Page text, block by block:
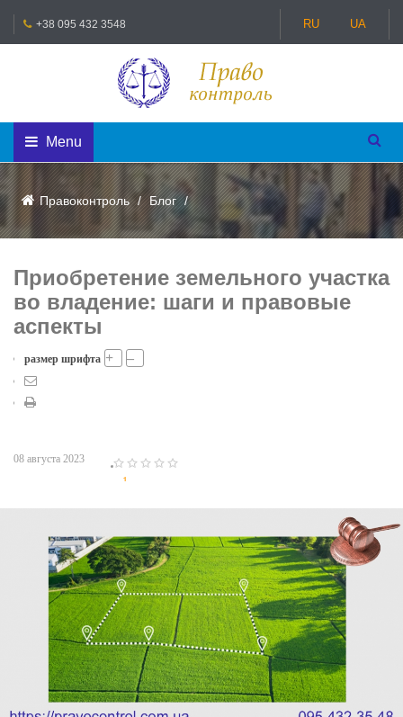
+38 095 432 3548 RU UA
Menu
Правоконтроль Блог
Приобретение земельного участка
во владение: шаги и правовые
аспекты
размер шрифта + –
08 августа 2023
1
4
5